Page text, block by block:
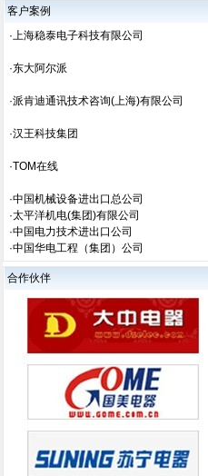
客户案例
·上海稳泰电子科技有限公司
·东大阿尔派
·派肯迪通讯技术咨询(上海)有限公司
·汉王科技集团
·TOM在线
·中国机械设备进出口总公司
·太平洋机电(集团)有限公司
·中国电力技术进出口公司
·中国华电工程（集团）公司
合作伙伴